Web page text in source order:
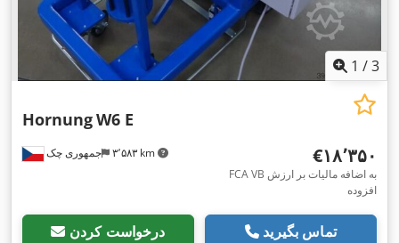
1 /3
جمهوری چک ۳٬۵۸۳ km
HornungW6 E
‎€۱۸٬۳۵۰
FCA VB به اضافه مالیات بر ارزش
افزوده
درخواست کردن تماس بگیرید